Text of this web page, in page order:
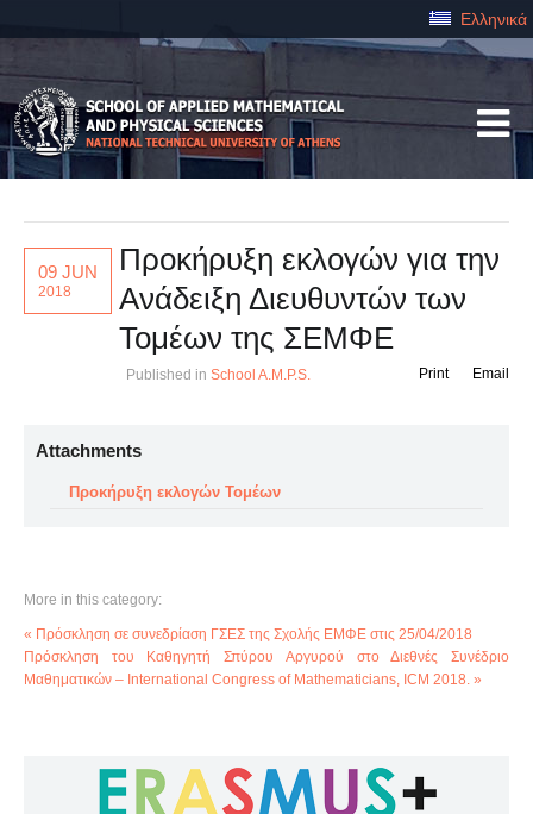
Ελληνικά
09 JUN
2018
Προκήρυξη εκλογών για την
Ανάδειξη Διευθυντών των
Τομέων της ΣΕΜΦΕ
Published in School A.M.P.S. Email
Print
Attachments
Προκήρυξη εκλογών Τομέων
More in this category:
« Πρόσκληση σε συνεδρίαση ΓΣΕΣ της Σχολής ΕΜΦΕ στις 25/04/2018
Πρόσκληση του Καθηγητή Σπύρου Αργυρού στο Διεθνές Συνέδριο
Μαθηματικών – International Congress of Mathematicians, ICM 2018. »